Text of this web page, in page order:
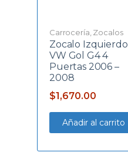
Carrocería Zocalos
Zocalo Izquierdo
VW Gol G4 4
Puertas 2006 –
2008
$1,670.00
Añadir al carrito